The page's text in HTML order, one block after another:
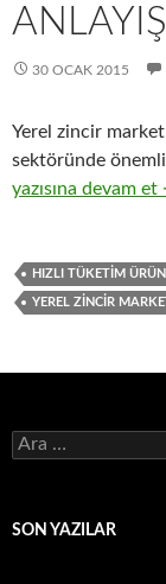
30 OCAK 2015
Yerel zincir
sektöründe önemli
23-Yerel zincir
yazısına devam et
HIZLI TÜKETIM
YEREL ZINCIR
A
r
a
SON YAZILAR